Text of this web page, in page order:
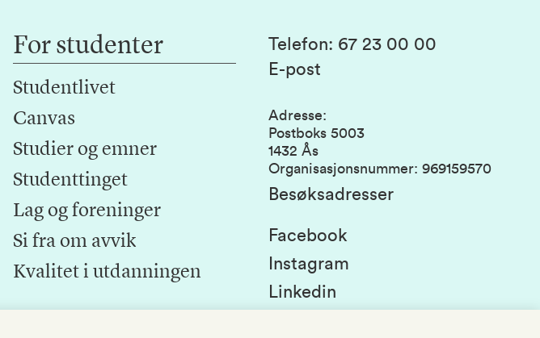
For studenter
Studentlivet
Canvas
Studier og emner
Studenttinget
Lag og foreninger
Si fra om avvik
Kvalitet i utdanningen
Telefon: 67 23 00 00
E-post
Adresse:
Postboks 5003
1432 Ås
Organisasjonsnummer: 969159570
Besøksadresser
Facebook
Instagram
Linkedin